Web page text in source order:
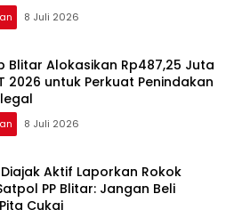
8 Juli 2026
Blitar Alokasikan Rp487,25 Juta
2026 untuk Perkuat Penindakan
8 Juli 2026
Aktif Laporkan Rokok
PP Blitar: Jangan Beli
Cukai